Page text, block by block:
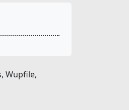
Wupfile,